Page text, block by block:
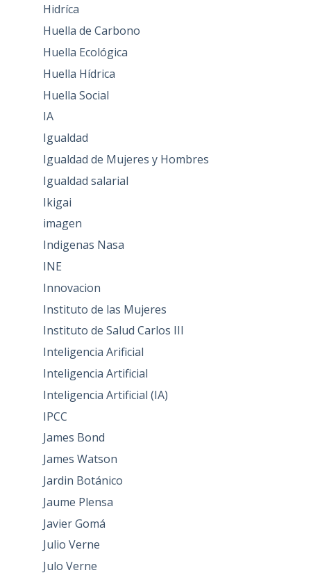
Hidríca
Huella de Carbono
Huella Ecológica
Huella Hídrica
Huella Social
IA
Igualdad
Igualdad de Mujeres y Hombres
Igualdad salarial
Ikigai
imagen
Indigenas Nasa
INE
Innovacion
Instituto de las Mujeres
Instituto de Salud Carlos III
Inteligencia Arificial
Inteligencia Artificial
Inteligencia Artificial (IA)
IPCC
James Bond
James Watson
Jardin Botánico
Jaume Plensa
Javier Gomá
Julio Verne
Julo Verne